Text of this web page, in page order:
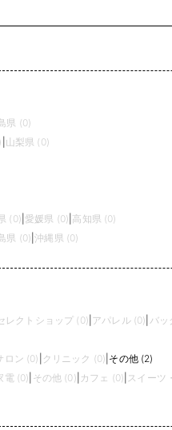
県 (0)
山梨県 (0)
(0) |愛媛県 (0) 高知県 (0)
県 (0) |沖縄県 (0)
レクトショップ (0) アパレル (0) バッ
ロン (0) クリニック (0) その他 (2)
電 (0) その他 (0) カフェ (0) スイーツ